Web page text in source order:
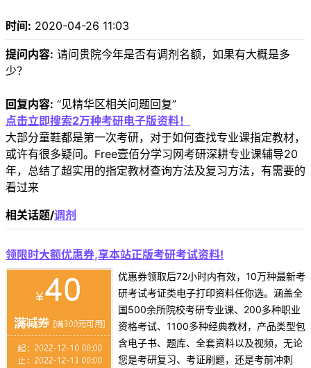
时间: 2020-04-26 11:03
提问内容: 请问贵院今年是否有调剂名额，如果有大概是多
少？
回复内容: “见精华区相关问题回复”
点击立即搜索2万种考研电子版资料！
大部分童鞋都是第一次考研，对于如何查找专业课指定教材，
或许有很多疑问。Free壹佰分学习网考研深耕专业课辅导20
年，总结了超实用的指定教材查询方法及复习方法，有需要的
看过来
相关话题/调剂
领限时大额优惠券,享本站正版考研考试资料!
优惠券领取后72小时内有效，10万种最新考
研考试考证类电子打印资料任你选。涵盖全
国500余所院校考研专业课、200多种职业
资格考试、1100多种经典教材，产品类型包
含电子书、题库、全套资料以及视频，无论
您是考研复习、考证刷题，还是考前冲刺